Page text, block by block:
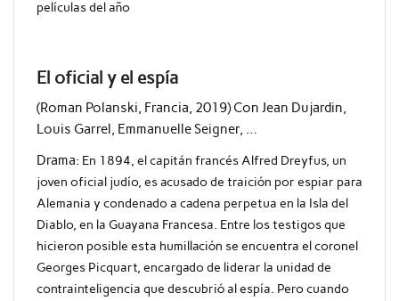
películas del año
El oficial y el espía
(Roman Polanski, Francia, 2019) Con Jean Dujardin,
Louis Garrel, Emmanuelle Seigner, …
Drama: En 1894, el capitán francés Alfred Dreyfus, un
joven oficial judío, es acusado de traición por espiar para
Alemania y condenado a cadena perpetua en la Isla del
Diablo, en la Guayana Francesa. Entre los testigos que
hicieron posible esta humillación se encuentra el coronel
Georges Picquart, encargado de liderar la unidad de
contrainteligencia que descubrió al espía. Pero cuando